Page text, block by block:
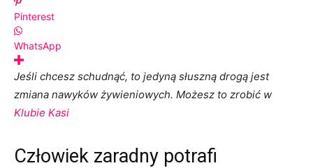
Pinterest
WhatsApp
Jeśli chcesz schudnąć, to jedyną słuszną drogą jest
zmiana nawyków żywieniowych. Możesz to zrobić w
Klubie Kasi
Człowiek zaradny potrafi